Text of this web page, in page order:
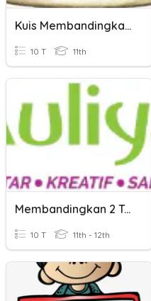
Kuis Membandingkan Hikayat Dan Cerpen
10 T 11th
Membandingkan 2 Teks
10 T 11th - 12th